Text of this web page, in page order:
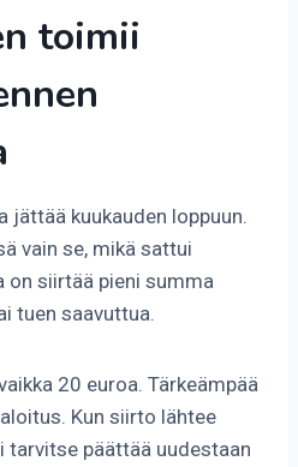
toimii
jättää kuukauden loppuun.
vain se, mikä sattui
on siirtää pieni summa
tuen saavuttua.
20 euroa. Tärkeämpää
Kun siirto lähtee
päättää uudestaan